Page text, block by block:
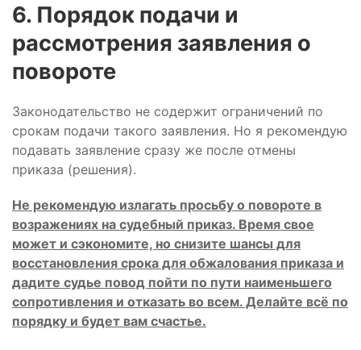
6. Порядок подачи и
рассмотрения заявления о
повороте
Законодательство не содержит ограничений по
срокам подачи такого заявления. Но я рекомендую
подавать заявление сразу же после отмены
приказа (решения).
Не рекомендую излагать просьбу о повороте в
возражениях на судебный приказ. Время свое
может и сэкономите, но снизите шансы для
восстановления срока для обжалования приказа и
дадите судье повод пойти по пути наименьшего
сопротивления и отказать во всем. Делайте всё по
порядку и будет вам счастье.